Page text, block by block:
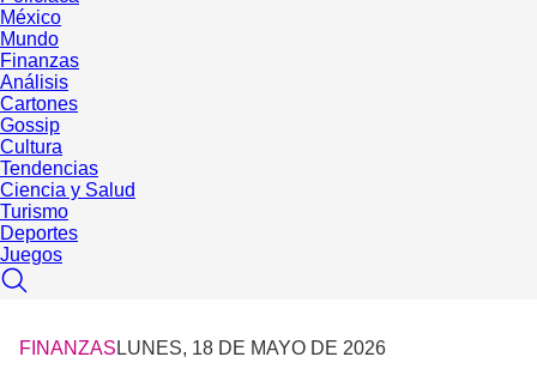
México
Mundo
Finanzas
Análisis
Cartones
Gossip
Cultura
Tendencias
Ciencia y Salud
Turismo
Deportes
Juegos
FINANZAS LUNES, 18 DE MAYO DE 2026